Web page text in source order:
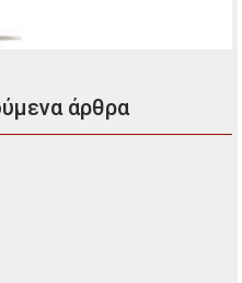
άρθρα